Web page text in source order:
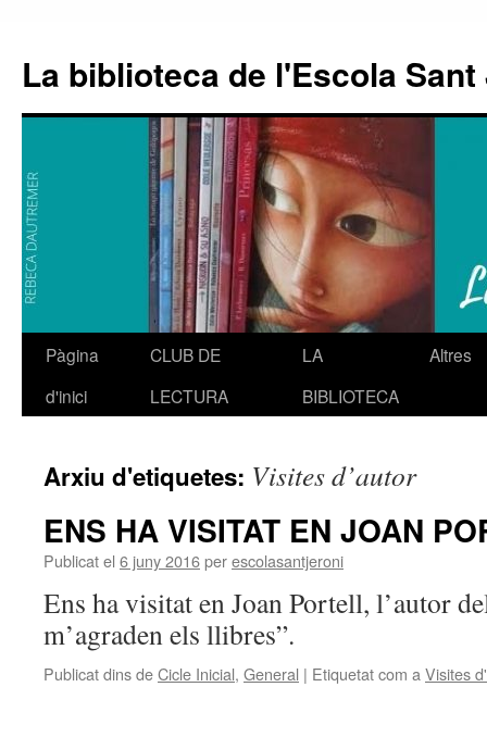
La biblioteca de l'Escola
Vés
Pàgina
d'inici
CLUB DE
LECTURA
LA
BIBLIOTECA
Altres
Arxiu d'etiquetes: Visites d’autor
ENS HA VISITAT EN JOAN
Publicat el 6 juny 2016perescolasantjeroni
Ens ha visitat en Joan Portell, l’autor
m’agraden els llibres”.
Publicat dins deCicle Inicial, General | Etiquetat com a Visites